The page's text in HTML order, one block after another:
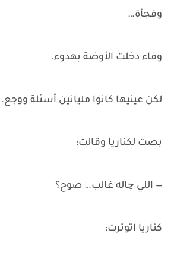
وفجأة…
وفاء دخلت الأوضة بهدوء.
لكن عينيها كانوا مليانين أسئلة ووجع.
بصت لكناريا وقالت:
— اللي چاله غالب… صوح؟
كناريا اتوترت: